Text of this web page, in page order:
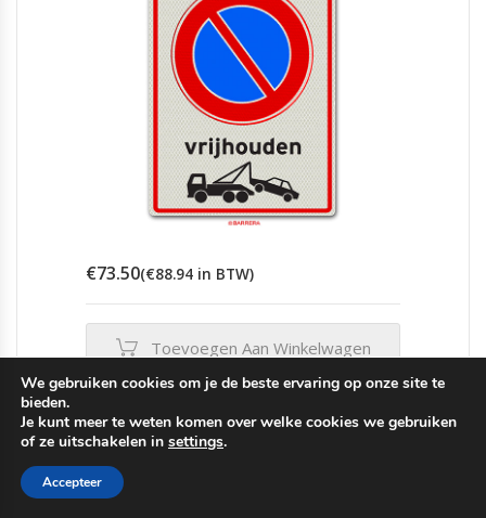
productpagina
€73.50(€88.94 in BTW)
Toevoegen Aan Winkelwagen
We gebruiken cookies om je de beste ervaring op onze site te
bieden.
Je kunt meer te weten komen over welke cookies we gebruiken
of ze uitschakelen in settings.
Accepteer